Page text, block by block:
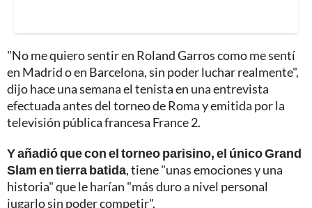
"No me quiero sentir en Roland Garros como me sentí
en Madrid o en Barcelona, sin poder luchar realmente",
dijo hace una semana el tenista en una entrevista
efectuada antes del torneo de Roma y emitida por la
televisión pública francesa France 2.
Y añadió que con el torneo parisino, el único Grand
Slam en tierra batida, tiene "unas emociones y una
historia" que le harían "más duro a nivel personal
jugarlo sin poder competir".